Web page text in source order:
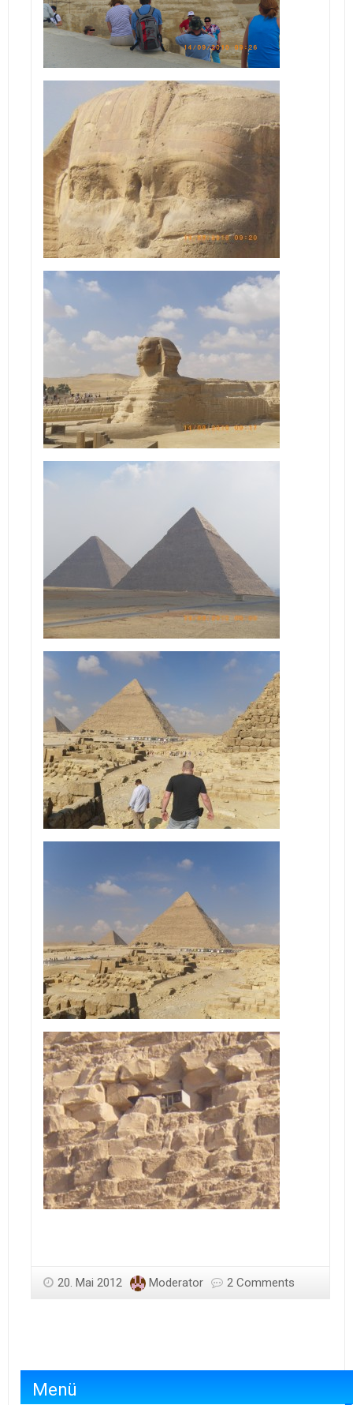
20. Mai 2012 Moderator 2 Comments
Menü